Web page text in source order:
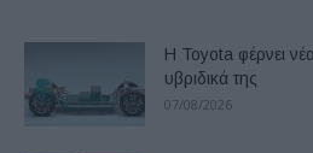
Η Toyota φέρνει
υβριδικά της
07/08/2026